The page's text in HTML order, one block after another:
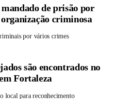
de prisão por
criminosa
por vários crimes
são encontrados no
Fortaleza
local para reconhecimento